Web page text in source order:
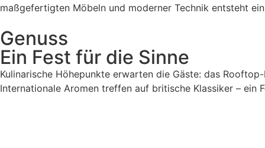
maßgefertigten Möbeln und moderner Technik entsteht
Genuss
Ein Fest für die Sinne
Kulinarische Höhepunkte erwarten die Gäste: das
Internationale Aromen treffen auf britische Klassiker – ein